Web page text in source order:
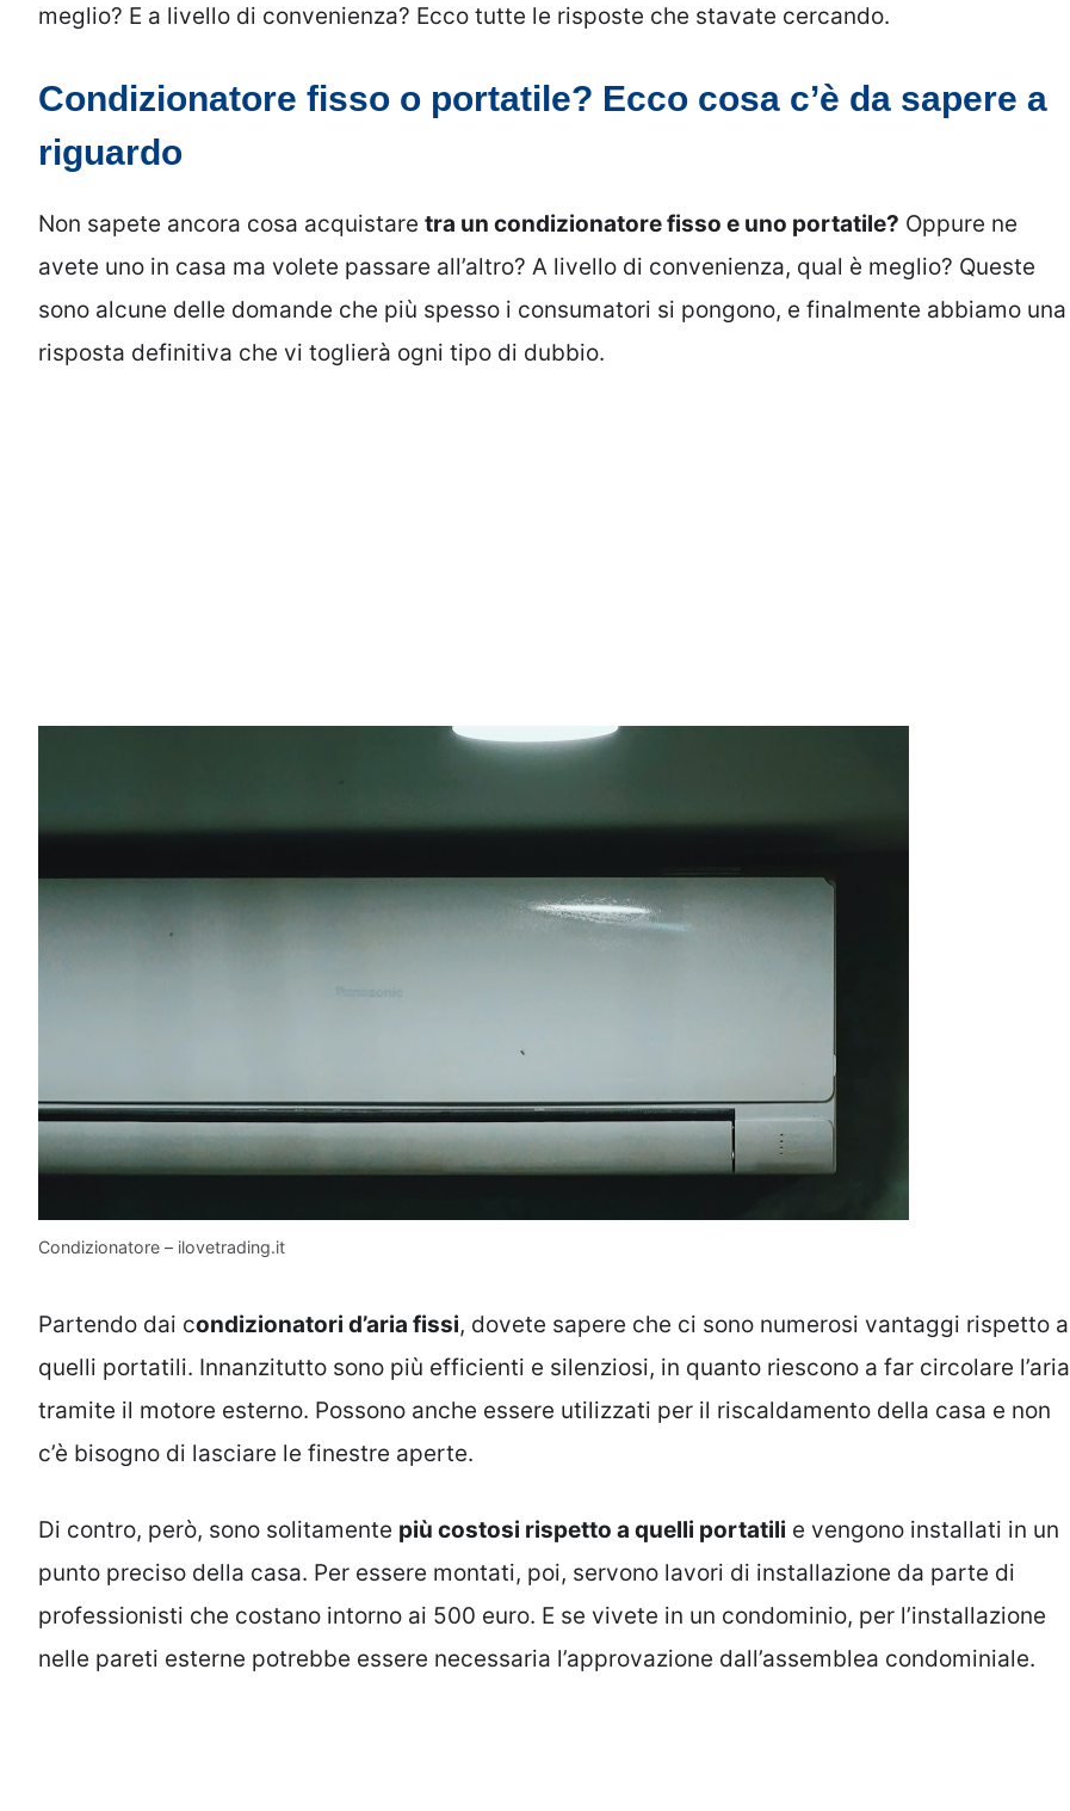
meglio? E a livello di convenienza? Ecco tutte le risposte che stavate cercando.
Condizionatore fisso o portatile? Ecco cosa c’è da sapere a
riguardo
Non sapete ancora cosa acquistare tra un condizionatore fisso e uno portatile? Oppure ne
avete uno in casa ma volete passare all’altro? A livello di convenienza, qual è meglio? Queste
sono alcune delle domande che più spesso i consumatori si pongono, e finalmente abbiamo una
risposta definitiva che vi toglierà ogni tipo di dubbio.
Condizionatore – ilovetrading.it
Partendo dai condizionatori d’aria fissi, dovete sapere che ci sono numerosi vantaggi rispetto a
quelli portatili. Innanzitutto sono più efficienti e silenziosi, in quanto riescono a far circolare l’aria
tramite il motore esterno. Possono anche essere utilizzati per il riscaldamento della casa e non
c’è bisogno di lasciare le finestre aperte.
Di contro, però, sono solitamente più costosi rispetto a quelli portatili e vengono installati in un
punto preciso della casa. Per essere montati, poi, servono lavori di installazione da parte di
professionisti che costano intorno ai 500 euro. E se vivete in un condominio, per l’installazione
nelle pareti esterne potrebbe essere necessaria l’approvazione dall’assemblea condominiale.